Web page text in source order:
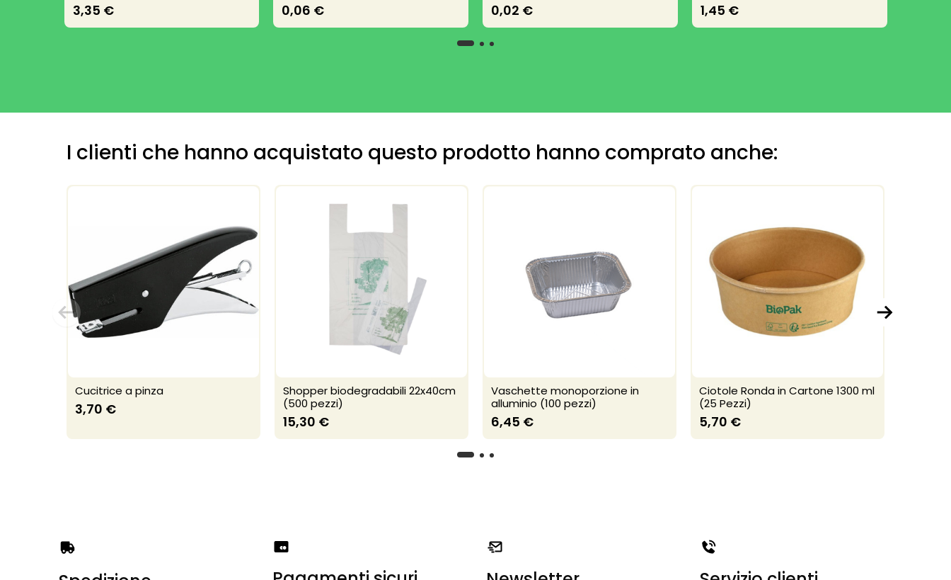
3,35 € 0,06 € 0,02 € 1,45 €
I clienti che hanno acquistato questo prodotto hanno comprato anche:
Cucitrice a pinza
3,70 €
Shopper biodegradabili 22x40cm
(500 pezzi)
15,30 €
Vaschette monoporzione in
alluminio (100 pezzi)
6,45 €
Ciotole Ronda in Cartone 1300 ml
(25 Pezzi)
5,70 €